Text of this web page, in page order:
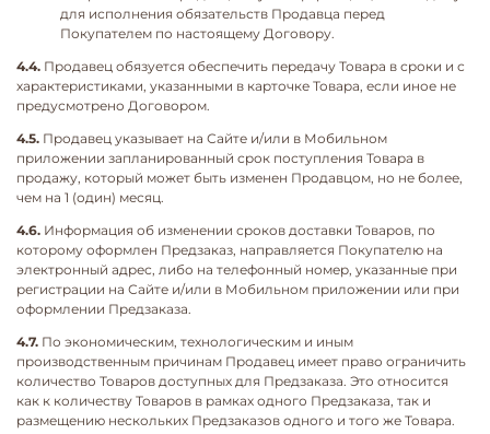
для исполнения обязательств Продавца перед
Покупателем по настоящему Договору.
4.4. Продавец обязуется обеспечить передачу Товара в сроки и с
характеристиками, указанными в карточке Товара, если иное не
предусмотрено Договором.
4.5. Продавец указывает на Сайте и/или в Мобильном
приложении запланированный срок поступления Товара в
продажу, который может быть изменен Продавцом, но не более,
чем на 1 (один) месяц.
4.6. Информация об изменении сроков доставки Товаров, по
которому оформлен Предзаказ, направляется Покупателю на
электронный адрес, либо на телефонный номер, указанные при
регистрации на Сайте и/или в Мобильном приложении или при
оформлении Предзаказа.
4.7. По экономическим, технологическим и иным
производственным причинам Продавец имеет право ограничить
количество Товаров доступных для Предзаказа. Это относится
как к количеству Товаров в рамках одного Предзаказа, так и
размещению нескольких Предзаказов одного и того же Товара.